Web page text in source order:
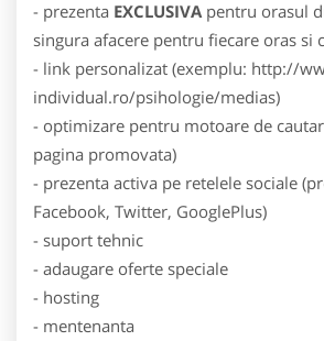
- prezenta EXCLUSIVA pentru orasul
singura afacere pentru fiecare oras si
- link personalizat (exemplu: http://
individual.ro/psihologie/medias)
- optimizare pentru motoare de
pagina promovata)
- prezenta activa pe retelele sociale
Facebook, Twitter, GooglePlus)
- suport tehnic
- adaugare oferte speciale
- hosting
- mentenanta